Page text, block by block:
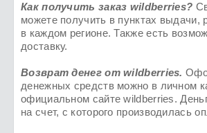
Как получить заказ wildberries?
можете получить в пунктах выдачи,
в каждом регионе. Также есть
доставку.
Возврат денег отwildberries.
денежных средств можно в личном
официальном сайте wildberries.
на счет, с которого производилась